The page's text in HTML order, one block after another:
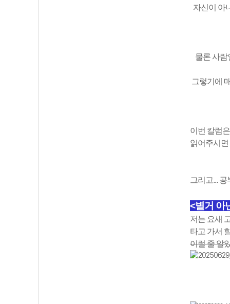
자신이 아
물론 사람
그렇기에
이번 칼럼
읽어주시
그리고...
<별거 아
저는 요새
타고 가서
이럴 줄 알